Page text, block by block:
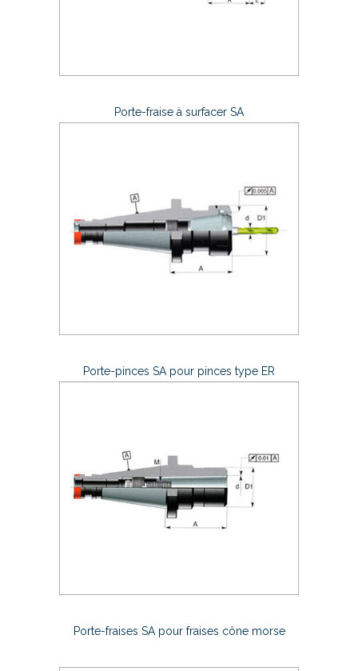
Porte-fraise à surfacer SA
Porte-pinces SA pour pinces type ER
Porte-fraises SA pour fraises cône morse